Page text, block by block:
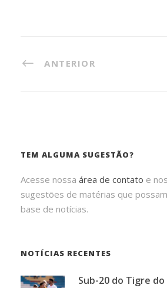
ANTERIOR
TEM ALGUMA SUGESTÃO?
Acesse nossa área de contato e
sugestões de matérias que
base de notícias.
NOTÍCIAS RECENTES
Sub-20 do Tigre